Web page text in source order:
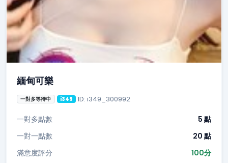
緬甸可樂
一對多等待中 i349 ID: i349_300992
一對多點數
5 點
一對一點數
20 點
滿意度評分
100分